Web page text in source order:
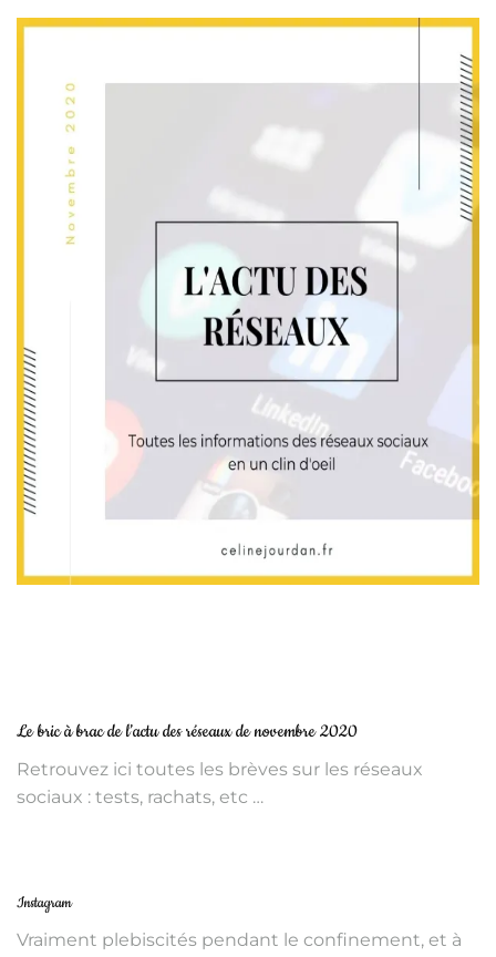
Le bric à brac de l’actu des réseaux de novembre 2020
Retrouvez ici toutes les brèves sur les réseaux
sociaux : tests, rachats, etc …
Instagram
Vraiment plebiscités pendant le confinement, et à